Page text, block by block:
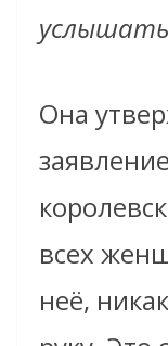
Она
всех
неё,